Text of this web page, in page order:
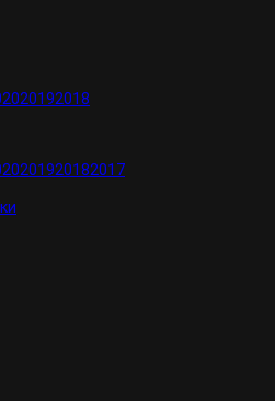
20192018
201920182017